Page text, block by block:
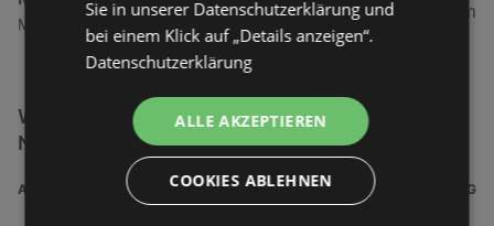
Möhlenhörn 2, 26736 Krummhörn
32,78 km
Weitere Drogerie & Gesundheit Filialen in der
Nähe
ADRESSE ENTFERNUNG
Sie in unserer Datenschutzerklärung und
bei einem Klick auf „Details anzeigen“.
Datenschutzerklärung
ALLE AKZEPTIEREN
COOKIES ABLEHNEN